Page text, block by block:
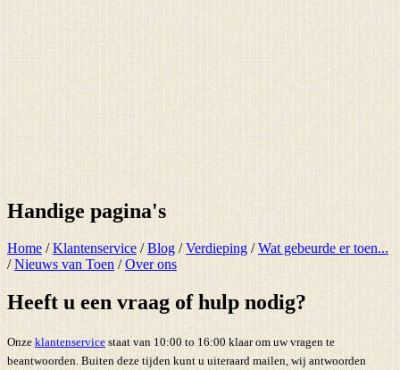
Handige pagina's
Home /Klantenservice /Blog /Verdieping /Wat gebeurde er toen...
/Nieuws van Toen /Over ons
Heeft u een vraag of hulp nodig?
Onze klantenservice staat van 10:00 to 16:00 klaar om uw vragen te
beantwoorden. Buiten deze tijden kunt u uiteraard mailen, wij antwoorden